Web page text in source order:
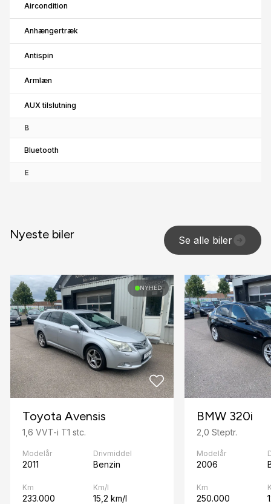
Aircondition
Anhængertræk
Antispin
Armlæn
AUX tilslutning
B
Bluetooth
E
Fjernbetjent centrallås
H
Højdejusterbart førersæde
I
Isofix
Kørecomputer
Læderrat
S
Nyeste biler Se alle biler
NYHED
Toyota Avensis
1,6 VVT-i T1 stc.
Modelår
2011
Drivmiddel
Benzin
Km
233.000
Km/l
15,2 km/l
BMW 320i
2,0 Steptr.
Modelår
2006
Km
250.000